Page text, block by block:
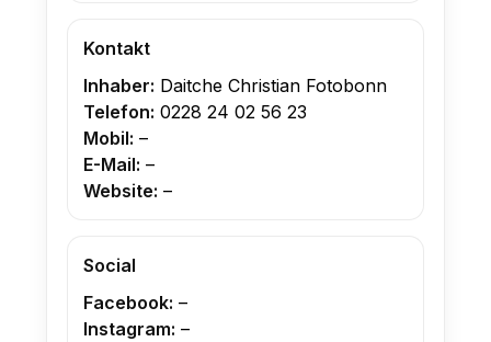
Kontakt
Inhaber: Daitche Christian Fotobonn
Telefon: 0228 24 02 56 23
Mobil: –
E-Mail: –
Website: –
Social
Facebook: –
Instagram: –